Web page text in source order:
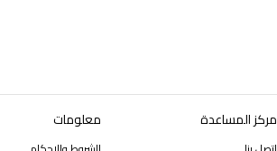
مركز المساعدة معلومات